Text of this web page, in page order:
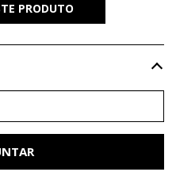
PRODUTO